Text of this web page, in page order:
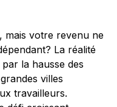
mais votre revenu ne
La réalité
la hausse des
villes
travailleurs.